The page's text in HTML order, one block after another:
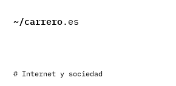
~/carrero.es
# Internet y sociedad